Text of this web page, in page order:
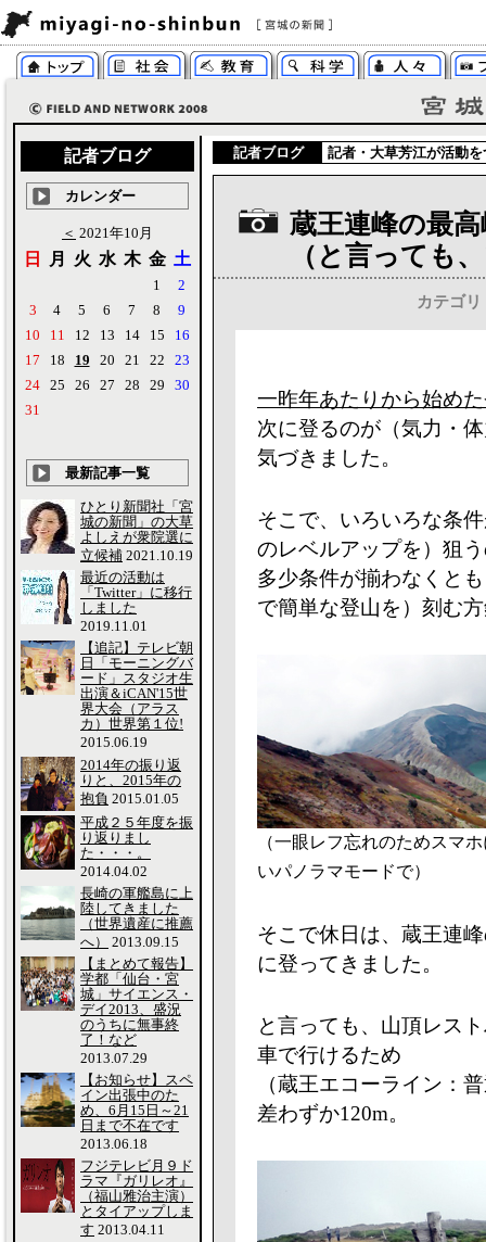
記者ブログ 記者・ 大草芳江が活動
蔵王連峰の最
（と言っても
カテゴリ
一昨年あたりから始め
次に登るのが（気力・
気づきました。
そこで、いろいろな条
のレベルアップを）狙
多少条件が揃わなくと
で簡単な登山を）刻む
（一眼レフ忘れのためスマ
いパノラマモードで）
そこで休日は、蔵王連
に登ってきました。
と言っても、山頂レス
車で行けるため
（蔵王エコーライン：
差わずか120m。
記者ブログ
カレンダー
＜ 2021年10月
日 月 火 水 木 金 土
1
2
3
4 5 6 7 8
9
10
11 12 13 14 15
16
17
18 19 20 21 22
23
24 25 26 27 28 29
30
31
最新記事一覧
ひとり新聞社「宮
城の新聞」の大草
よしえが衆院選に
立候補 2021.10.19
最近の活動は
「Twitter」に移行
しました
2019.11.01
【追記】テレビ朝
日「モーニングバ
ード」スタジオ生
出演＆iCAN'15世
界大会（アラス
カ）世界第１位!
2015.06.19
2014年の振り返
りと、2015年の
抱負 2015.01.05
平成２５年度を振
り返りまし
た・・・。
2014.04.02
長崎の軍艦島に上
陸してきました
（世界遺産に推薦
へ）
2013.09.15
【まとめて報告】
学都「仙台・宮
城」サイエンス・
デイ2013、盛況
のうちに無事終
了！など
2013.07.29
【お知らせ】スペ
イン出張中のた
め、6月15日～21
日まで不在です
2013.06.18
フジテレビ月９ド
ラマ『ガリレオ』
（福山雅治主演）
とタイアップしま
す 2013.04.11